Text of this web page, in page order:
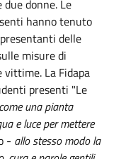
donne. Le
hanno tenuto
delle
misure di
La Fidapa
presenti "Le
una pianta
e luce per mettere
- allo stesso modo la